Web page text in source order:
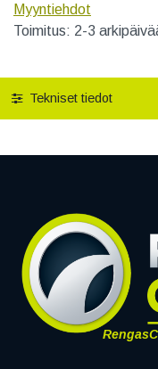
Myyntiehdot
Toimitus: 2-3
Tekniset tiedot